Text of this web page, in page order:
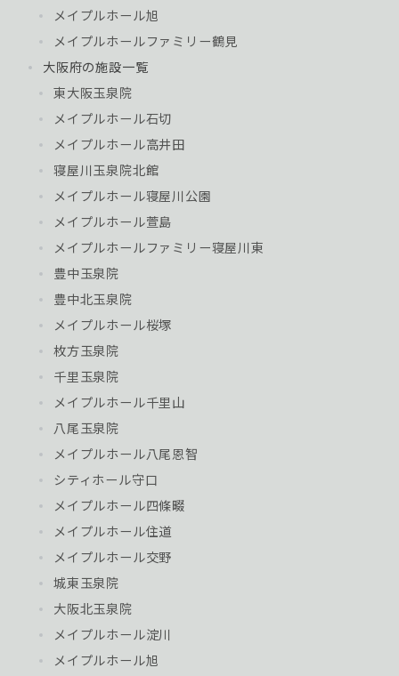
メイプルホール旭
メイプルホールファミリー鶴見
大阪府の施設一覧
東大阪玉泉院
メイプルホール石切
メイプルホール高井田
寝屋川玉泉院北館
メイプルホール寝屋川公園
メイプルホール萱島
メイプルホールファミリー寝屋川東
豊中玉泉院
豊中北玉泉院
メイプルホール桜塚
枚方玉泉院
千里玉泉院
メイプルホール千里山
八尾玉泉院
メイプルホール八尾恩智
シティホール守口
メイプルホール四條畷
メイプルホール住道
メイプルホール交野
城東玉泉院
大阪北玉泉院
メイプルホール淀川
メイプルホール旭